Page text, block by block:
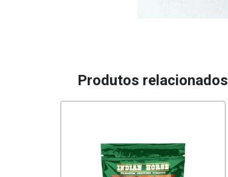
Produtos relacionados